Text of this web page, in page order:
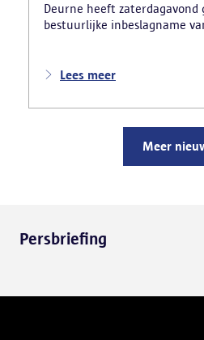
Deurne heeft zaterdagavond
bestuurlijke inbeslagname
nadat meerdere
ernstige verkeershinder die
Lees meer
Meer
Persbriefing